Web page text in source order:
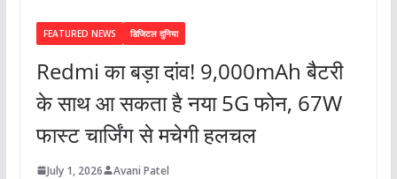
FEATURED NEWS डिजिटल दुनिया
Redmi का बड़ा दांव! 9,000mAh बैटरी
के साथ आ सकता है नया 5G फोन, 67W
फास्ट चार्जिंग से मचेगी हलचल
July 1, 2026 Avani Patel